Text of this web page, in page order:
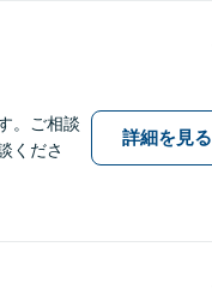
。ご相談
くださ
詳細を見る